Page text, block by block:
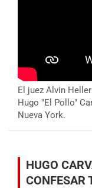
El juez Alvin
Hugo "El Pollo"
Nueva York.
HUGO
CONFESAR